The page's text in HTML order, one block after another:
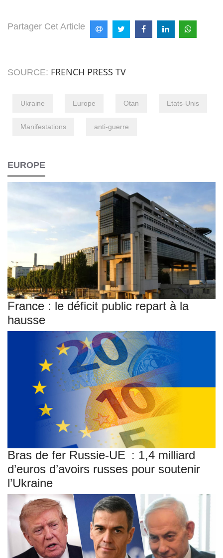
Partager Cet Article
SOURCE: FRENCH PRESS TV
Ukraine Europe Otan Etats-Unis
Manifestations anti-guerre
EUROPE
France : le déficit public repart à la
hausse
Bras de fer Russie-UE : 1,4 milliard
d’euros d’avoirs russes pour soutenir
l’Ukraine